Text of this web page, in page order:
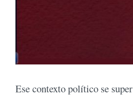
Ese contexto político se